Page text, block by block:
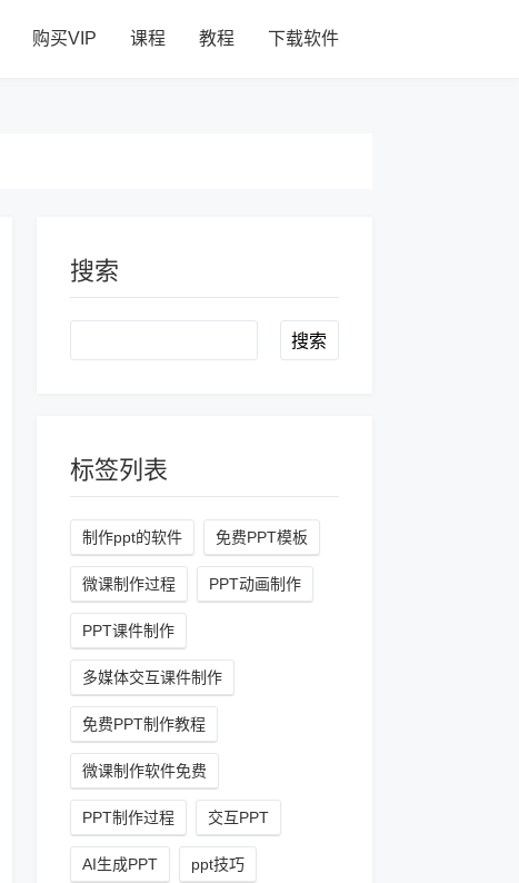
购买VIP 课程 教程 下载软件
搜索
Search
标签列表
制作ppt的软件 免费PPT模板
微课制作过程 PPT动画制作
PPT课件制作
多媒体交互课件制作
免费PPT制作教程
微课制作软件免费
PPT制作过程 交互PPT
AI生成PPT ppt技巧